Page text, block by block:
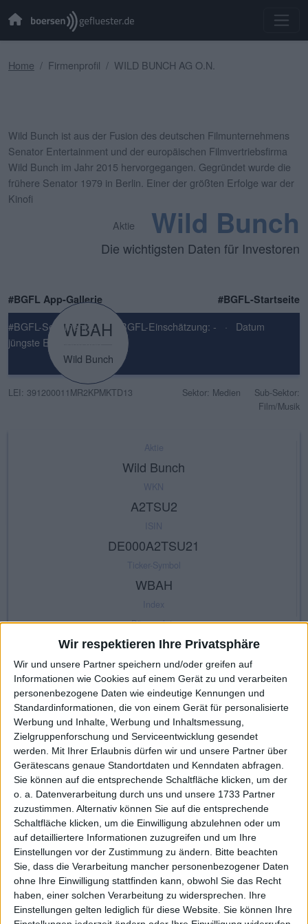
Wir respektieren Ihre Privatsphäre
Wir und unsere Partner speichern und/oder greifen auf
Informationen wie Cookies auf einem Gerät zu und verarbeiten
personenbezogene Daten wie eindeutige Kennungen und
Standardinformationen, die von einem Gerät für personalisierte
Werbung und Inhalte, Werbung und Inhaltsmessung,
Zielgruppenforschung und Serviceentwicklung gesendet
werden. Mit Ihrer Erlaubnis dürfen wir und unsere Partner über
Gerätescans genaue Standortdaten und Kenndaten abfragen.
Sie können auf die entsprechende Schaltfläche klicken, um der
o. a. Datenverarbeitung durch uns und unsere 1733 Partner
zuzustimmen. Alternativ können Sie auf die entsprechende
Schaltfläche klicken, um die Einwilligung abzulehnen oder um
auf detailliertere Informationen zuzugreifen und um Ihre
Einstellungen vor der Zustimmung zu ändern. Bitte beachten
Sie, dass die Verarbeitung mancher personenbezogener Daten
ohne Ihre Einwilligung stattfinden kann, obwohl Sie das Recht
haben, einer solchen Verarbeitung zu widersprechen. Ihre
Einstellungen gelten lediglich für diese Website. Sie können Ihre
Home Firmenprofil WILD BUNCH AG O.N.
Wild Bunch ist aus der Fusion des deutschen Filmunternehmens
Senator Entertainment und der europäischen Filmvertriebsfirma
Wild Bunch im Jahr 2015 hervorgegangen. Gegründet wurde die
frühere Senator 1979 in Berlin. Einer der größten Erfolge war der
Kinofi
Aktie
Wild Bunch
Die wichtigsten Daten für Investoren
#BGFL App-Gallerie #BGFL-Startseite
WBAH
Wild Bunch
#BGFL-Sentiment: - · #BGFL-Einschätzung: - ·
Datum
jüngste Einschätzung: -
LEI: 391200011MR2KPMKTD13 Sektor: Medien
Sub-Sektor:
Film/Musik
Aktie
Wild Bunch
WKN
A2TSU2
ISIN
DE000A2TSU21
Ticker-Symbol
WBAH
Index
Börsenplatz
Frankfurt
Made with ❤ von BGFL
Stammdaten Nachrichten
Jahresschlusskurse
Termine
Ergebnis je Aktie
Dividende je Aktie
Finanzdaten
Social/Regio/Peers
Charts/Performance